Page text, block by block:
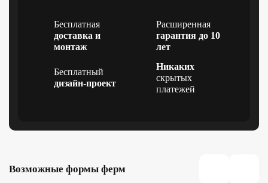
Бесплатная
доставка и
монтаж
Расширенная
гарантия до 10
лет
Бесплатный
дизайн-проект
Никаких
скрытых
платежей
Возможные формы ферм